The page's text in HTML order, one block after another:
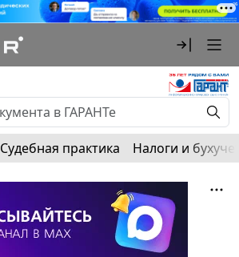
Судебная практика Налоги и